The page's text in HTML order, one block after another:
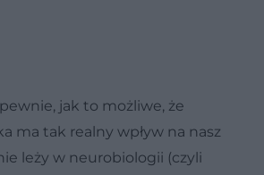
jak to możliwe, że
ma tak realny wpływ na nasz
leży w neurobiologii (czyli